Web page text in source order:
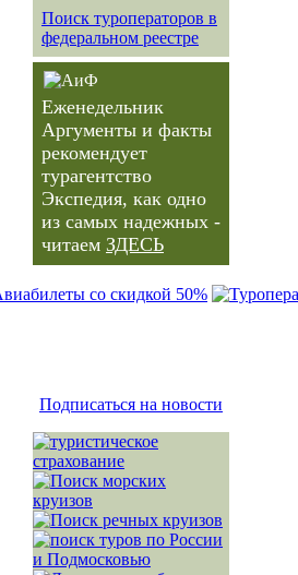
Поиск туроператоров в
федеральном реестре
Еженедельник
Аргументы и факты
рекомендует
турагентство
Экспедия, как одно
из самых надежных -
читаем ЗДЕСЬ
Подписаться на новости